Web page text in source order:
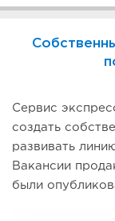
Сервис
создать
развивать
Вакансии
были